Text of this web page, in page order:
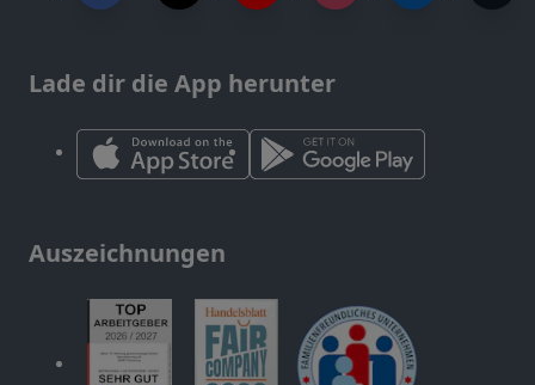
Lade dir die App herunter
Auszeichnungen